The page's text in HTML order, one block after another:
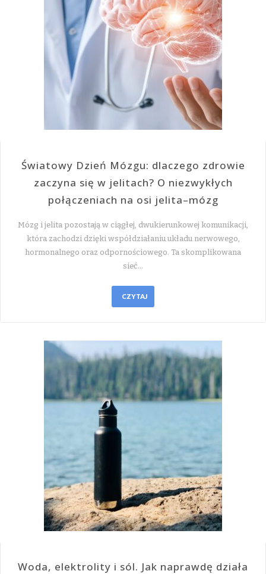
Światowy Dzień Mózgu: dlaczego zdrowie
zaczyna się w jelitach? O niezwykłych
połączeniach na osi jelita–mózg
Mózg i jelita pozostają w ciągłej, dwukierunkowej komunikacji,
która zachodzi dzięki współdziałaniu układu nerwowego,
hormonalnego oraz odpornościowego. Ta skomplikowana
sieć…
CZYTAJ
Woda, elektrolity i sól. Jak naprawdę działa